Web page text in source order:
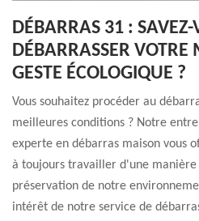
DÉBARRAS 31 : SAVEZ-
DÉBARRASSER VOTRE
GESTE ÉCOLOGIQUE ?
Vous souhaitez procéder au
meilleures conditions ? Notre
experte en débarras maison vous
à toujours travailler d'une
préservation de notre
intérêt de notre service de